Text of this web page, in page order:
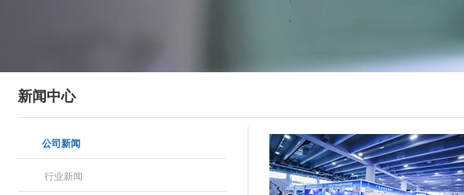
新闻中心
公司新闻
行业新闻